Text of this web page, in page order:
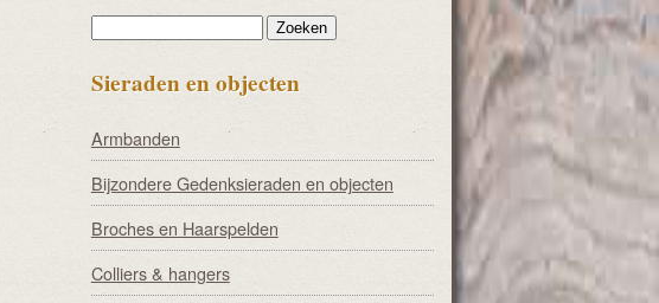
Sieraden en objecten
Armbanden
Bijzondere Gedenksieraden en objecten
Broches en Haarspelden
Colliers & hangers